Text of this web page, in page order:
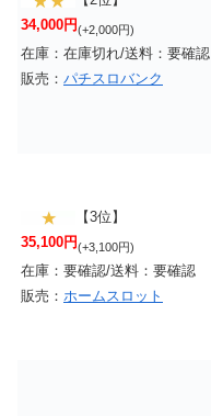
34,000円(+2,000円)
在庫：在庫切れ/送料：要確認
販売： パチスロバンク
【3位】
35,100円(+3,100円)
在庫：要確認/送料：要確認
販売： ホームスロット